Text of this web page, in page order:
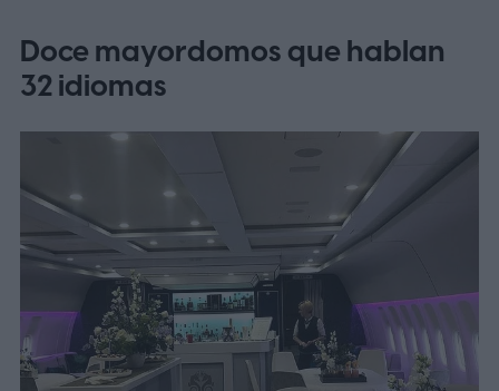
Doce mayordomos que hablan
32 idiomas